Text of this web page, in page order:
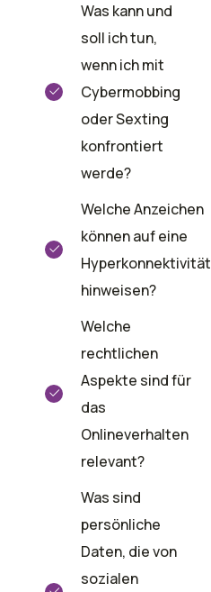
Was kann und
soll ich tun,
wenn ich mit
Cybermobbing
oder Sexting
konfrontiert
werde?
Welche Anzeichen
können auf eine
Hyperkonnektivität
hinweisen?
Welche
rechtlichen
Aspekte sind für
das
Onlineverhalten
relevant?
Was sind
persönliche
Daten, die von
sozialen